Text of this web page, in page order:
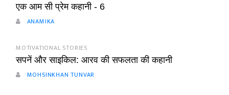
एक आम सी प्रेम कहानी - 6
ANAMIKA
MOTIVATIONAL STORIES
सपनें और साइकिल: आरव की सफलता की कहानी
MOHSINKHAN TUNVAR